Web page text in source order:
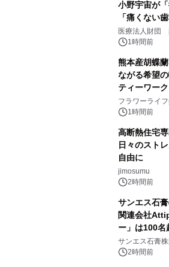
小野宇宙が
「痛くない
療計画」をテ
医療法人財団
1時間前
熊本産胡蝶
ながる希望
ティーワー
山・射水で
フラワーライ
1時間前
高断熱住宅
日々のスト
自由に
jimosumu
2時間前
サンエス石
関連会社
ー」は100名
れました。
サンエス石膏
2時間前